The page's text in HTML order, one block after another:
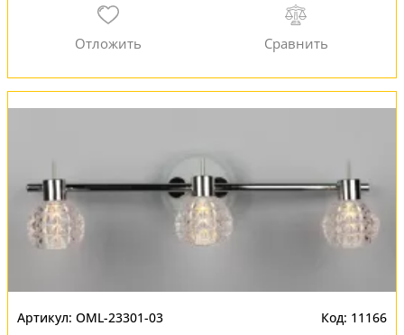
OML-23301-03 11166